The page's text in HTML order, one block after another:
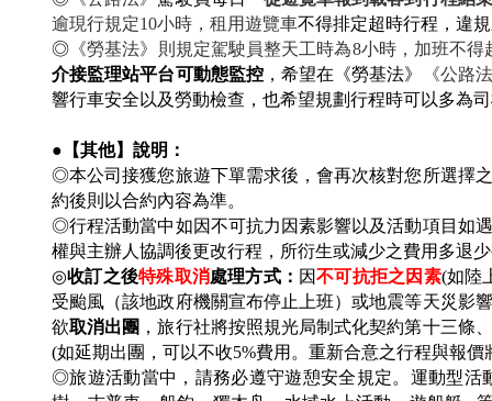
逾現行規定10小時，租用遊覽車不得排定超時行程，違
◎ 《勞基法》則規定駕駛員整天工時為8小時，加班不
介接監理站平台可動態監控，希望在《勞基法》
《公路
響行車安全以及勞動檢查，也希望規劃行程時可以多為
●【其他】說明：
◎本公司接獲您旅遊下單需求後，會再次核對您所選擇
約後則以合約內容為準。
◎行程活動當中如因不可抗力因素影響以及活動項目如
權與主辦人協調後更改行程，所衍生或減少之費用多退
◎收訂之後特殊取消處理方式： 因不可抗拒之因素(如陸
受颱風（該地政府機關宣布停止上班）或地震等天災影
欲取消出團 ，旅行社將按照規光局制式化契約第十三條
(如延期出團，可以不收5%費用。重新合意之行程與報價
◎旅遊活動當中，請務必遵守遊憩安全規定。運動型